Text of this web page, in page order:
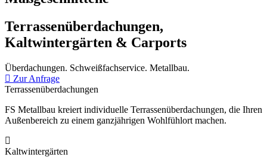
Terrassenüberdachungen,
Kaltwintergärten & Carports
Überdachungen. Schweißfachservice. Metallbau.
Zur Anfrage
Terrassenüberdachungen
FS Metallbau kreiert individuelle Terrassenüberdachungen, die Ihren
Außenbereich zu einem ganzjährigen Wohlfühlort machen.
Kaltwintergärten